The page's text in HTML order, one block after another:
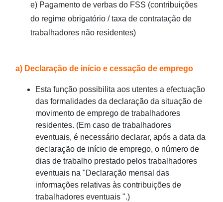
Contactos
Voltar para página principal do FSS
e) Pagamento de verbas do FSS (contribuições
do regime obrigatório / taxa de contratação de
trabalhadores não residentes)
a) Declaração de início e cessação de emprego
Esta função possibilita aos utentes a efectuação
das formalidades da declaração da situação de
movimento de emprego de trabalhadores
residentes. (Em caso de trabalhadores
eventuais, é necessário declarar, após a data da
declaração de início de emprego, o número de
dias de trabalho prestado pelos trabalhadores
eventuais na "Declaração mensal das
informações relativas às contribuições de
trabalhadores eventuais ".)